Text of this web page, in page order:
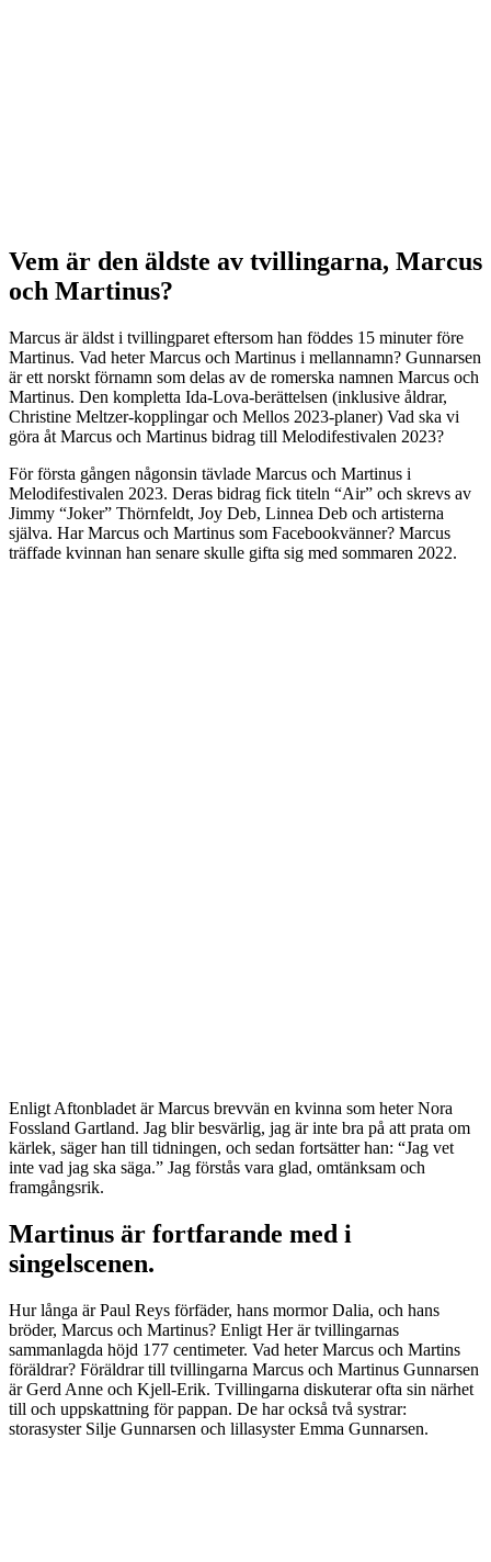
Vem är den äldste av tvillingarna, Marcus
och Martinus?
Marcus är äldst i tvillingparet eftersom han föddes 15 minuter före
Martinus. Vad heter Marcus och Martinus i mellannamn? Gunnarsen
är ett norskt förnamn som delas av de romerska namnen Marcus och
Martinus. Den kompletta Ida-Lova-berättelsen (inklusive åldrar,
Christine Meltzer-kopplingar och Mellos 2023-planer) Vad ska vi
göra åt Marcus och Martinus bidrag till Melodifestivalen 2023?
För första gången någonsin tävlade Marcus och Martinus i
Melodifestivalen 2023. Deras bidrag fick titeln “Air” och skrevs av
Jimmy “Joker” Thörnfeldt, Joy Deb, Linnea Deb och artisterna
själva. Har Marcus och Martinus som Facebookvänner? Marcus
träffade kvinnan han senare skulle gifta sig med sommaren 2022.
Enligt Aftonbladet är Marcus brevvän en kvinna som heter Nora
Fossland Gartland. Jag blir besvärlig, jag är inte bra på att prata om
kärlek, säger han till tidningen, och sedan fortsätter han: “Jag vet
inte vad jag ska säga.” Jag förstås vara glad, omtänksam och
framgångsrik.
Martinus är fortfarande med i
singelscenen.
Hur långa är Paul Reys förfäder, hans mormor Dalia, och hans
bröder, Marcus och Martinus? Enligt Her är tvillingarnas
sammanlagda höjd 177 centimeter. Vad heter Marcus och Martins
föräldrar? Föräldrar till tvillingarna Marcus och Martinus Gunnarsen
är Gerd Anne och Kjell-Erik. Tvillingarna diskuterar ofta sin närhet
till och uppskattning för pappan. De har också två systrar:
storasyster Silje Gunnarsen och lillasyster Emma Gunnarsen.